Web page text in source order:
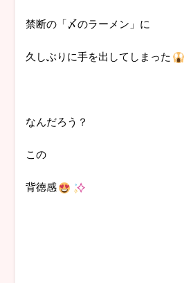
禁断の「〆のラーメン」に
久しぶりに手を出してしまった
なんだろう？
この
背徳感